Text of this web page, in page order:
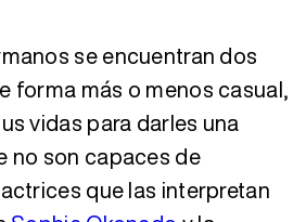
se encuentran dos
forma más o menos casual,
vidas para darles una
no son capaces de
que las interpretan